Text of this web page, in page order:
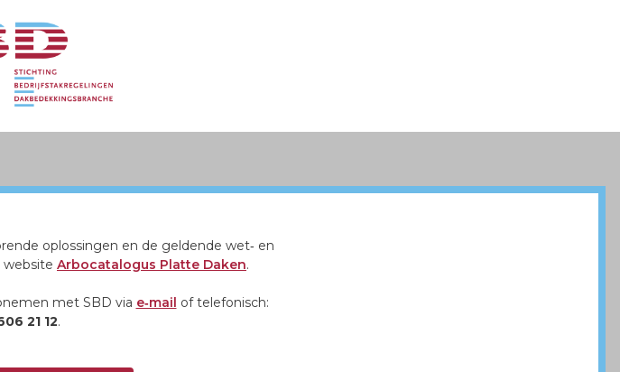
oplossingen en de geldende wet‑ en
website Arbocatalogus Platte Daken.
met SBD via e‑mail of telefonisch:
21 12.